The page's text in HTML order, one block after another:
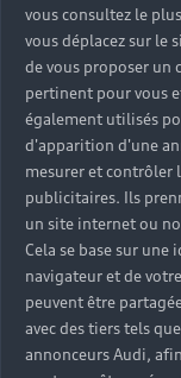
vous consultez le
vous déplacez sur le
de vous proposer un
pertinent pour vous
également utilisés
d'apparition d'une
mesurer et contrôler
publicitaires. Ils
un site internet ou
Cela se base sur
navigateur et de
peuvent être
avec des tiers tels
annonceurs Audi,